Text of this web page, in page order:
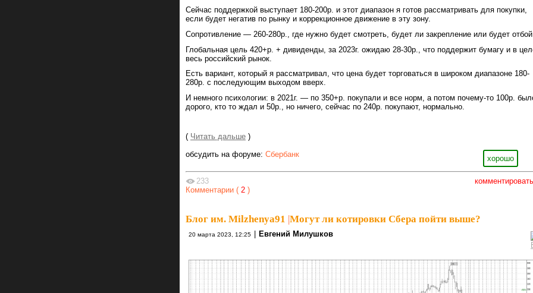
Сейчас поддержкой выступает 180-200р. и этот диапазон я готов рассматривать для покупки,
если будет негатив по рынку и коррекционное движение в эту зону.
Сопротивление — 260-280р., где нужно будет смотреть, будет ли закрепление или будет
Глобальная цель 420+р. + дивиденды, за 2023г. ожидаю 28-30р., что поддержит бумагу и в
весь российский рынок.
Есть вариант, который я рассматривал, что цена будет торговаться в широком диапазоне 180-
280р. с последующим выходом вверх.
И немного психологии: в 2021г. — по 350+р. покупали и все норм, а потом почему-то 100р.
дорого, кто то ждал и 50р., но ничего, сейчас по 240р. покупают, нормально.
( Читать дальше )
хорошо
обсудить на форуме: Сбербанк
комментировать
233
Комментарии ( 2 )
Блог им. Milzhenya91 |Могут ли котировки Сбера пойти выше?
20 марта 2023, 12:25 | Евгений Милушков